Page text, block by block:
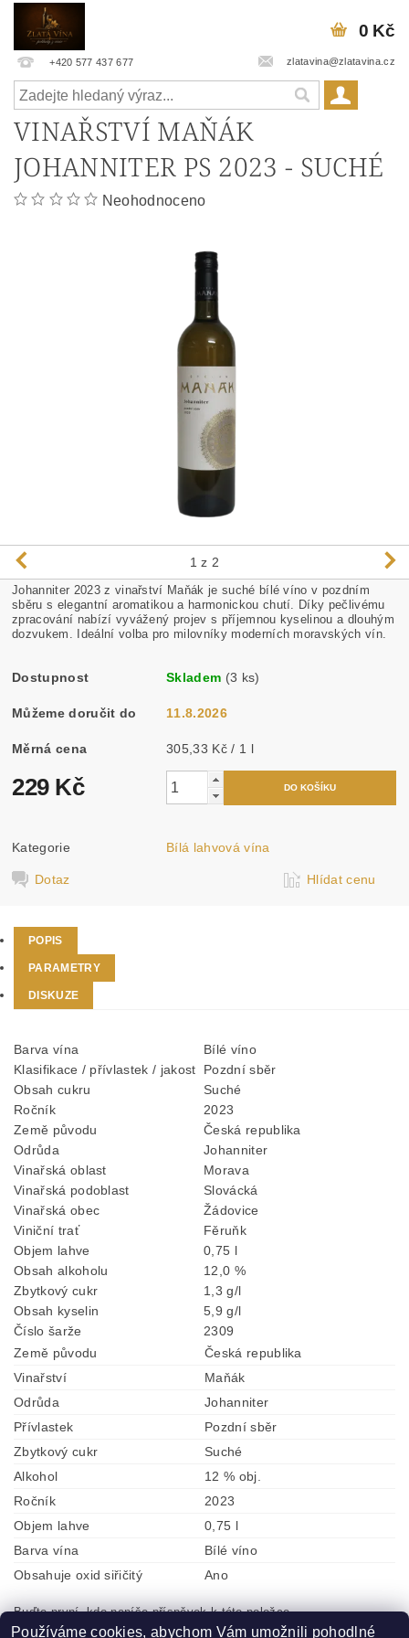
+420 577 437 677 zlatavina@zlatavina.cz
0 Kč
VINAŘSTVÍ MAŇÁK
JOHANNITER PS 2023 - SUCHÉ
Neohodnoceno
1 z 2
Johanniter 2023 z vinařství Maňák je suché bílé víno v pozdním
sběru s elegantní aromatikou a harmonickou chutí. Díky pečlivému
zpracování nabízí vyvážený projev s příjemnou kyselinou a dlouhým
dozvukem. Ideální volba pro milovníky moderních moravských vín.
Dostupnost Skladem (3 ks)
Můžeme doručit do 11.8.2026
Měrná cena 305,33 Kč / 1 l
229 Kč
Kategorie Bílá lahvová vína
Dotaz Hlídat cenu
POPIS
PARAMETRY
DISKUZE
Barva vína
Bílé víno
Klasifikace / přívlastek / jakost
Pozdní sběr
Obsah cukru
Suché
Ročník
2023
Země původu
Česká republika
Odrůda
Johanniter
Vinařská oblast
Morava
Vinařská podoblast
Slovácká
Vinařská obec
Žádovice
Viniční trať
Fěruňk
Objem lahve
0,75 l
Obsah alkoholu
12,0 %
Zbytkový cukr
1,3 g/l
Obsah kyselin
5,9 g/l
Číslo šarže
2309
Země původu
Česká republika
Vinařství
Maňák
Odrůda
Johanniter
Přívlastek
Pozdní sběr
Zbytkový cukr
Suché
Alkohol
12 % obj.
Ročník
2023
Objem lahve
0,75 l
Barva vína
Bílé víno
Obsahuje oxid siřičitý
Ano
Buďte první, kdo napíše příspěvek k této položce.
Používáme cookies, abychom Vám umožnili pohodlné